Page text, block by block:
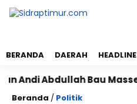
BERANDA DAERAH HEADLINE
Abdullah Bau Massepe
Beranda / Politik